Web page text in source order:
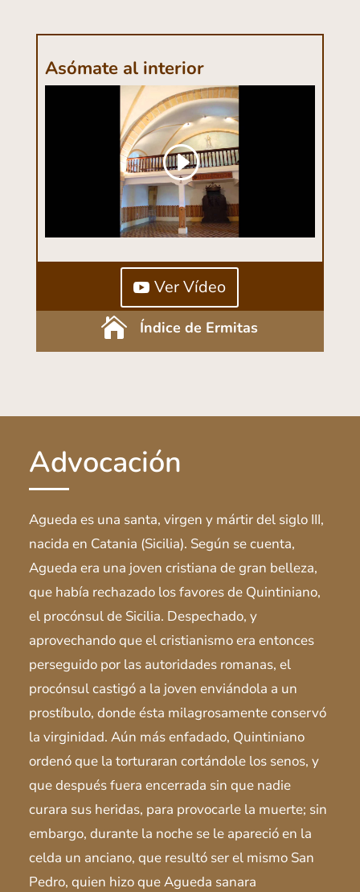
Asómate al interior
Ver Vídeo
 Índice de Ermitas
Advocación
Agueda es una santa, virgen y mártir del siglo III,
nacida en Catania (Sicilia). Según se cuenta,
Agueda era una joven cristiana de gran belleza,
que había rechazado los favores de Quintiniano,
el procónsul de Sicilia. Despechado, y
aprovechando que el cristianismo era entonces
perseguido por las autoridades romanas, el
procónsul castigó a la joven enviándola a un
prostíbulo, donde ésta milagrosamente conservó
la virginidad. Aún más enfadado, Quintiniano
ordenó que la torturaran cortándole los senos, y
que después fuera encerrada sin que nadie
curara sus heridas, para provocarle la muerte; sin
embargo, durante la noche se le apareció en la
celda un anciano, que resultó ser el mismo San
Pedro, quien hizo que Agueda sanara